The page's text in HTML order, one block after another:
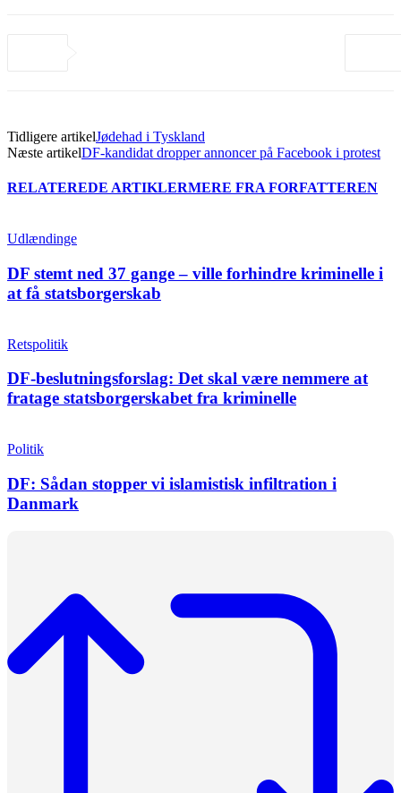
Tidligere artikelJødehad i Tyskland
Næste artikelDF-kandidat dropper annoncer på Facebook i protest
RELATEREDE ARTIKLERMERE FRA FORFATTEREN
Udlændinge
DF stemt ned 37 gange – ville forhindre kriminelle i
at få statsborgerskab
Retspolitik
DF-beslutningsforslag: Det skal være nemmere at
fratage statsborgerskabet fra kriminelle
Politik
DF: Sådan stopper vi islamistisk infiltration i
Danmark